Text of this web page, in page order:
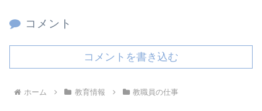
コメント
コメントを書き込む
ホーム 教育情報 教職員の仕事